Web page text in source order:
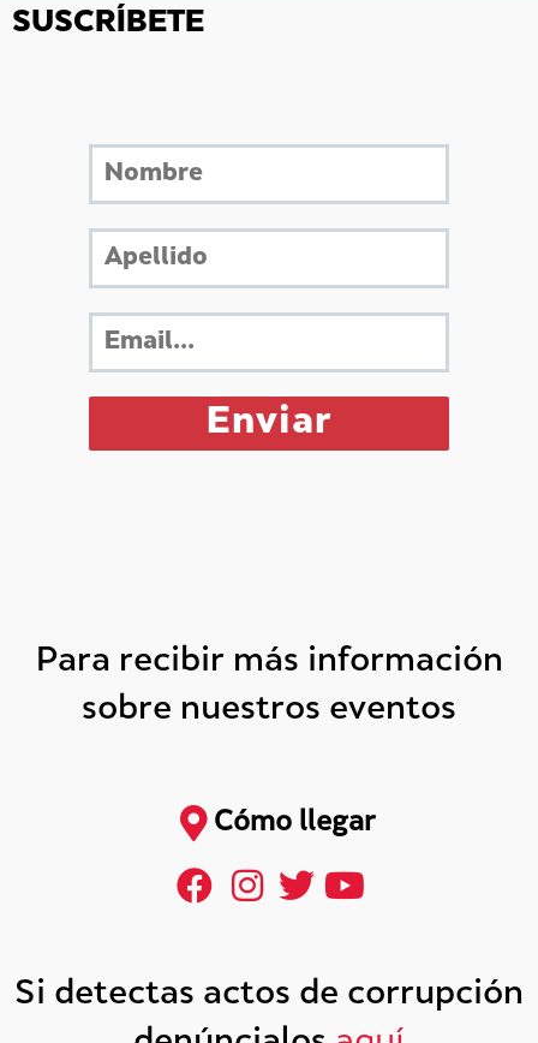
SUSCRÍBETE
Para recibir más información
sobre nuestros eventos
Cómo llegar
Si detectas actos de corrupción